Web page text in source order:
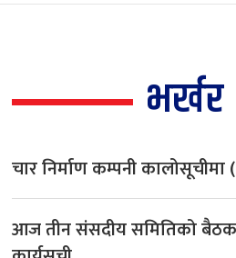
भर्खर
चार निर्माण कम्पनी
आज तीन संसदीय समितिको